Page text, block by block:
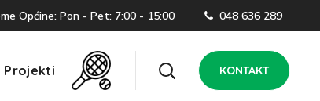
Općine: Pon - Pet: 7:00 - 15:00 048 636 289
Projekti KONTAKT